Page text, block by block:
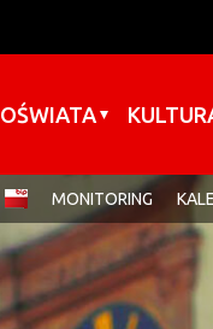
OŚWIATA
MONITORING